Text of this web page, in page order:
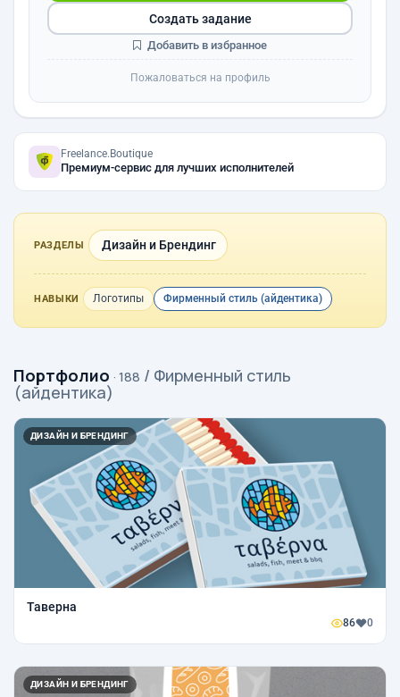
Создать задание
Добавить в избранное
Пожаловаться на профиль
Freelance.Boutique
Премиум-сервис для лучших исполнителей
РАЗДЕЛЫ Дизайн и Брендинг
НАВЫКИ Логотипы Фирменный стиль (айдентика)
Портфолио · 188 / Фирменный стиль
(айдентика)
ДИЗАЙН И БРЕНДИНГ
Таверна
86 0
ДИЗАЙН И БРЕНДИНГ